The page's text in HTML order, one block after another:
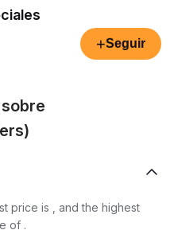
+Seguir
price is , and the highest
of .